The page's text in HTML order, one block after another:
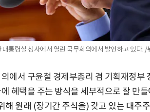
통령실 청사에서 열린 국무회의에서 발언하고 있다. /
에서 구윤철 경제부총리 겸 기획재정부
혜택을 주는 방식을 세부적으로 잘 만
해 원래 (장기간 주식을) 갖고 있는 대주